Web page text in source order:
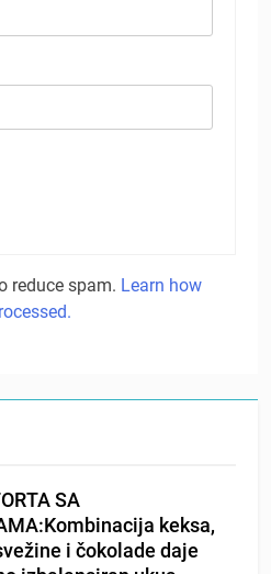
reduce spam. Learn how
SA
keksa,
i čokolade daje